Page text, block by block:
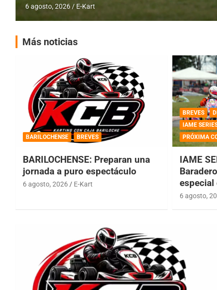
4 agosto, 2026 E-Kart
Más noticias
BARILOCHENSE BREVES
BARILOCHENSE: Preparan una
jornada a puro espectáculo
6 agosto, 2026 E-Kart
BREVES
IAME
PRÓXIMA
IAME
especial
6 agosto,